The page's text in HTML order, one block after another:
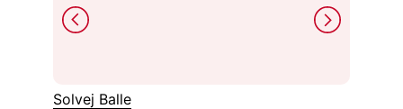
Solvej Balle